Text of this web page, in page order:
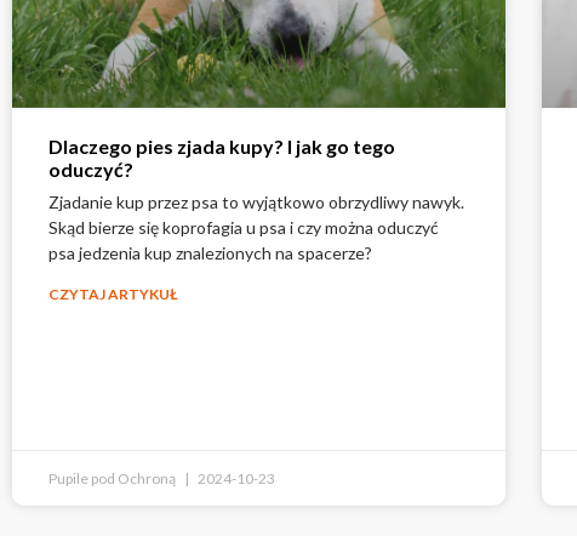
Dlaczego pies zjada kupy? I jak go tego
oduczyć?
Zjadanie kup przez psa to wyjątkowo obrzydliwy nawyk.
Skąd bierze się koprofagia u psa i czy można oduczyć
psa jedzenia kup znalezionych na spacerze?
CZYTAJ ARTYKUŁ
Pupile pod Ochroną 2024-10-23